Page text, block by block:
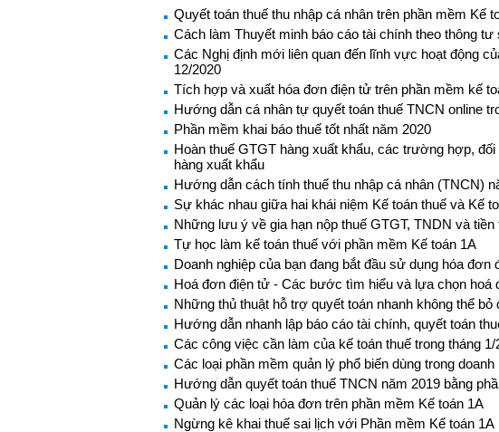
Quyết toán thuế thu nhập cá nhân trên phần mềm Kế
Cách làm Thuyết minh báo cáo tài chính theo thông tư
Các Nghị định mới liên quan đến lĩnh vực hoạt động
12/2020
Tích hợp và xuất hóa đơn điện tử trên phần mềm kế
Hướng dẫn cá nhân tự quyết toán thuế TNCN online
Phần mềm khai báo thuế tốt nhất năm 2020
Hoàn thuế GTGT hàng xuất khẩu, các trường hợp,
hàng xuất khẩu
Hướng dẫn cách tính thuế thu nhập cá nhân (TNCN)
Sự khác nhau giữa hai khái niệm Kế toán thuế và Kế
Những lưu ý về gia hạn nộp thuế GTGT, TNDN và tiền
Tự học làm kế toán thuế với phần mềm Kế toán 1A
Doanh nghiệp của bạn đang bắt đầu sử dụng hóa
Hoá đơn điện tử - Các bước tìm hiểu và lựa chọn hoá
Những thủ thuật hỗ trợ quyết toán nhanh không thể
Hướng dẫn nhanh lập báo cáo tài chính, quyết toán
Các công việc cần làm của kế toán thuế trong tháng 1/
Các loại phần mềm quản lý phổ biến dùng trong doanh
Hướng dẫn quyết toán thuế TNCN năm 2019 bằng
Quản lý các loại hóa đơn trên phần mềm Kế toán 1A
Ngừng kê khai thuế sai lịch với Phần mềm Kế toán 1A